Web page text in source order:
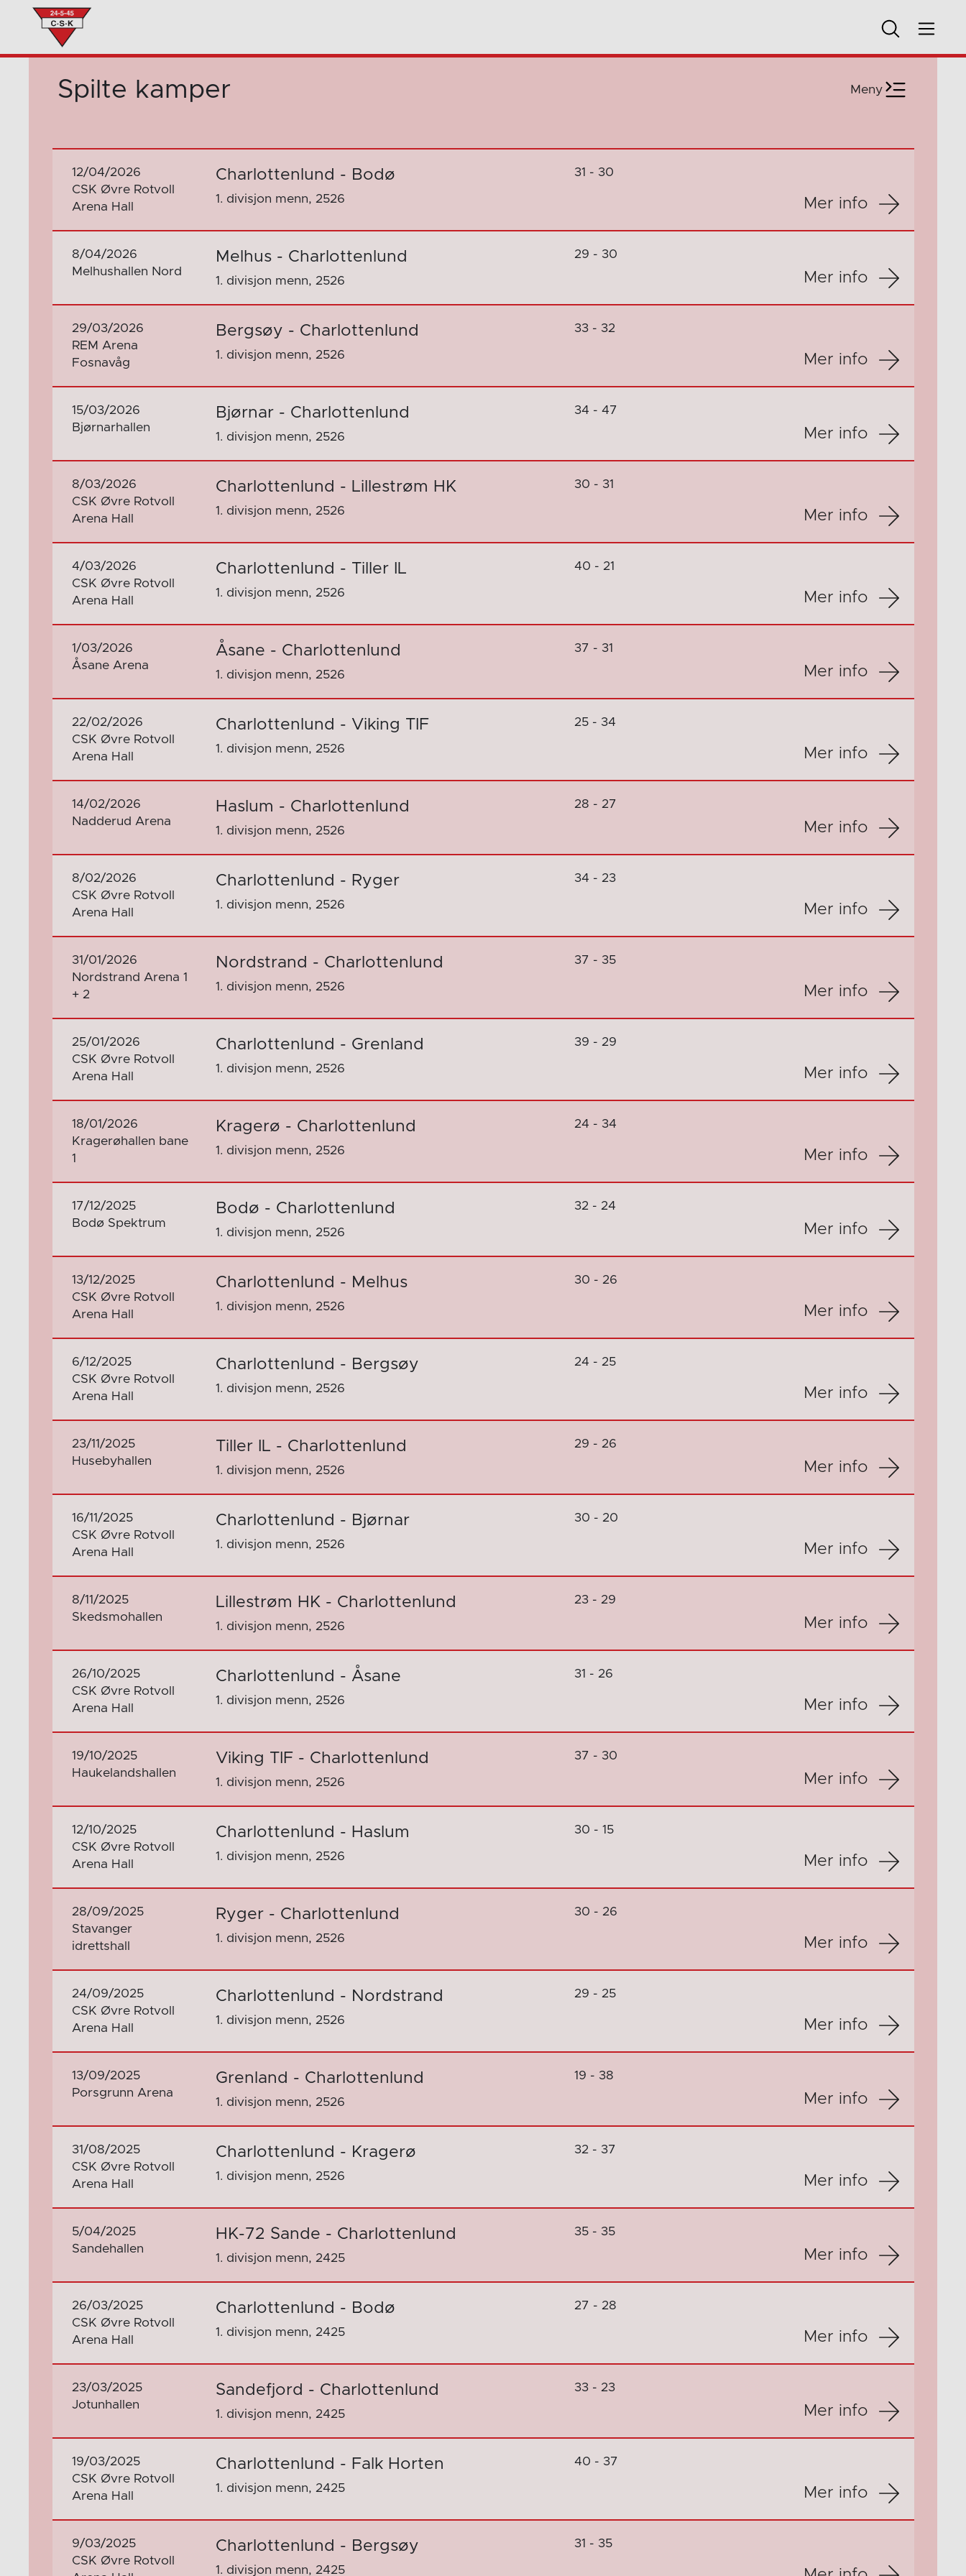
Spilte kamper Meny
12/04/2026
CSK Øvre Rotvoll
Arena Hall
Charlottenlund - Bodø
1. divisjon menn, 2526
31 - 30
Mer info
8/04/2026
Melhushallen Nord
Melhus - Charlottenlund
1. divisjon menn, 2526
29 - 30
Mer info
29/03/2026
REM Arena
Fosnavåg
Bergsøy - Charlottenlund
1. divisjon menn, 2526
33 - 32
Mer info
15/03/2026
Bjørnarhallen
Bjørnar - Charlottenlund
1. divisjon menn, 2526
34 - 47
Mer info
8/03/2026
CSK Øvre Rotvoll
Arena Hall
Charlottenlund - Lillestrøm HK
1. divisjon menn, 2526
30 - 31
Mer info
4/03/2026
CSK Øvre Rotvoll
Arena Hall
Charlottenlund - Tiller IL
1. divisjon menn, 2526
40 - 21
Mer info
1/03/2026
Åsane Arena
Åsane - Charlottenlund
1. divisjon menn, 2526
37 - 31
Mer info
22/02/2026
CSK Øvre Rotvoll
Arena Hall
Charlottenlund - Viking TIF
1. divisjon menn, 2526
25 - 34
Mer info
14/02/2026
Nadderud Arena
Haslum - Charlottenlund
1. divisjon menn, 2526
28 - 27
Mer info
8/02/2026
CSK Øvre Rotvoll
Arena Hall
Charlottenlund - Ryger
1. divisjon menn, 2526
34 - 23
Mer info
31/01/2026
Nordstrand Arena 1
+ 2
Nordstrand - Charlottenlund
1. divisjon menn, 2526
37 - 35
Mer info
25/01/2026
CSK Øvre Rotvoll
Arena Hall
Charlottenlund - Grenland
1. divisjon menn, 2526
39 - 29
Mer info
18/01/2026
Kragerøhallen bane
1
Kragerø - Charlottenlund
1. divisjon menn, 2526
24 - 34
Mer info
17/12/2025
Bodø Spektrum
Bodø - Charlottenlund
1. divisjon menn, 2526
32 - 24
Mer info
13/12/2025
CSK Øvre Rotvoll
Arena Hall
Charlottenlund - Melhus
1. divisjon menn, 2526
30 - 26
Mer info
6/12/2025
CSK Øvre Rotvoll
Arena Hall
Charlottenlund - Bergsøy
1. divisjon menn, 2526
24 - 25
Mer info
23/11/2025
Husebyhallen
Tiller IL - Charlottenlund
1. divisjon menn, 2526
29 - 26
Mer info
16/11/2025
CSK Øvre Rotvoll
Arena Hall
Charlottenlund - Bjørnar
1. divisjon menn, 2526
30 - 20
Mer info
8/11/2025
Skedsmohallen
Lillestrøm HK - Charlottenlund
1. divisjon menn, 2526
23 - 29
Mer info
26/10/2025
CSK Øvre Rotvoll
Arena Hall
Charlottenlund - Åsane
1. divisjon menn, 2526
31 - 26
Mer info
19/10/2025
Haukelandshallen
Viking TIF - Charlottenlund
1. divisjon menn, 2526
37 - 30
Mer info
12/10/2025
CSK Øvre Rotvoll
Arena Hall
Charlottenlund - Haslum
1. divisjon menn, 2526
30 - 15
Mer info
28/09/2025
Stavanger
idrettshall
Ryger - Charlottenlund
1. divisjon menn, 2526
30 - 26
Mer info
24/09/2025
CSK Øvre Rotvoll
Arena Hall
Charlottenlund - Nordstrand
1. divisjon menn, 2526
29 - 25
Mer info
13/09/2025
Porsgrunn Arena
Grenland - Charlottenlund
1. divisjon menn, 2526
19 - 38
Mer info
31/08/2025
CSK Øvre Rotvoll
Arena Hall
Charlottenlund - Kragerø
1. divisjon menn, 2526
32 - 37
Mer info
5/04/2025
Sandehallen
HK-72 Sande - Charlottenlund
1. divisjon menn, 2425
35 - 35
Mer info
26/03/2025
CSK Øvre Rotvoll
Arena Hall
Charlottenlund - Bodø
1. divisjon menn, 2425
27 - 28
Mer info
23/03/2025
Jotunhallen
Sandefjord - Charlottenlund
1. divisjon menn, 2425
33 - 23
Mer info
19/03/2025
CSK Øvre Rotvoll
Arena Hall
Charlottenlund - Falk Horten
1. divisjon menn, 2425
40 - 37
Mer info
9/03/2025
CSK Øvre Rotvoll
Charlottenlund - Bergsøy
1. divisjon menn, 2425
31 - 35